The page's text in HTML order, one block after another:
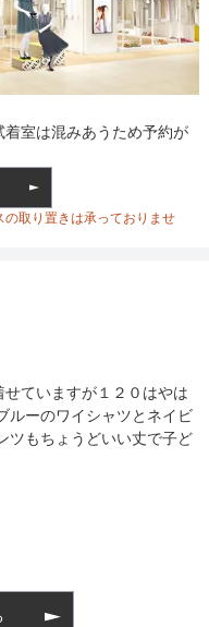
42
74
を合わせてよりフォーマル
合わせて、華やかさと
室は混みあうため予約が
取り置きは承っておりませ
ていますが１２０はやは
ルーのワイシャツとネイビ
ツもちょうどいい丈で子ど